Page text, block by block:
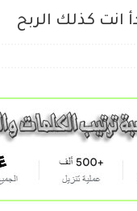
انت كذلك الربح